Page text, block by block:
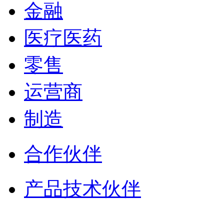
金融
医疗医药
零售
运营商
制造
合作伙伴
产品技术伙伴